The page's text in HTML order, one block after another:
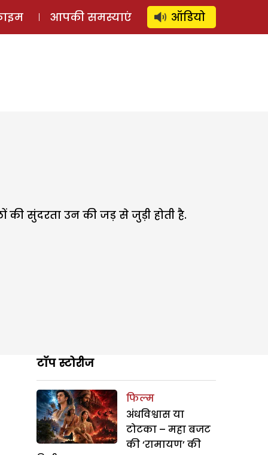
लॉग इन ⚲ SUBSCRIBE
आपकी समस्याएं ऑडियो
सुंदरता उन की जड़ से जुड़ी होती है.
टॉप स्टोरीज
फिल्म
अंधविश्वास या
टोटका – महा बजट
की ‘रामायण’ की